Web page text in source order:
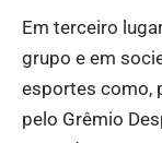
Em terceiro
grupo e em
esportes como,
pelo Grêmio